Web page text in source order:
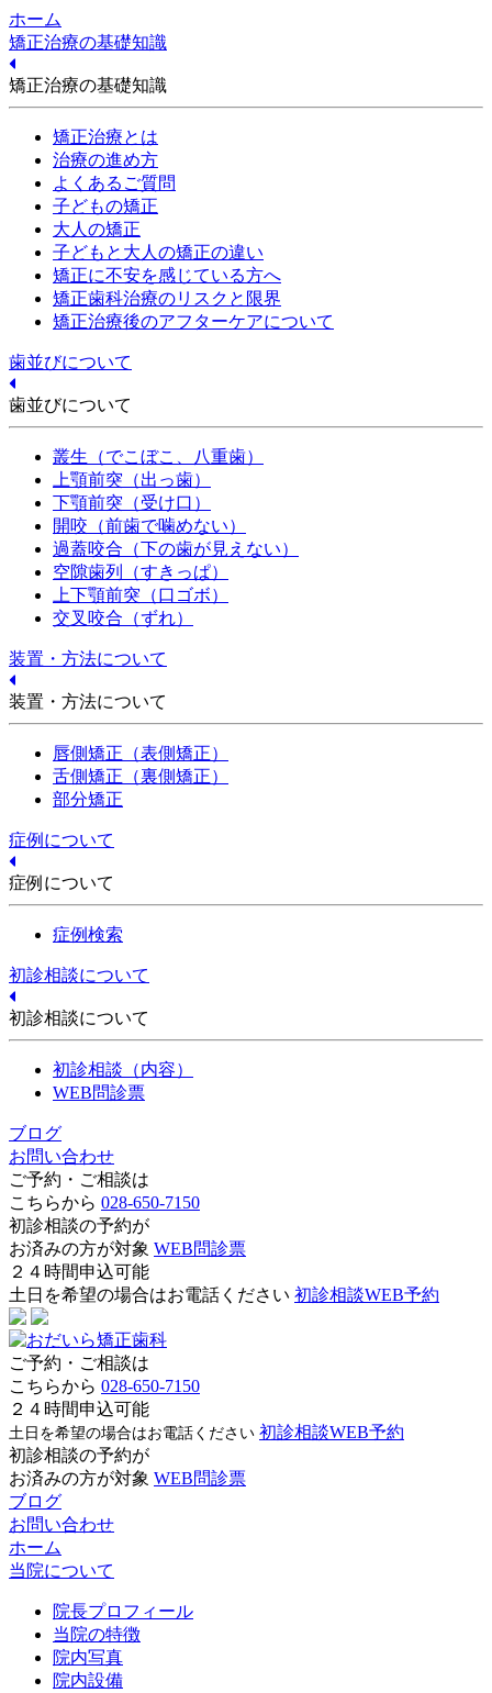
ホーム
矯正治療の基礎知識
矯正治療の基礎知識
矯正治療とは
治療の進め方
よくあるご質問
子どもの矯正
大人の矯正
子どもと大人の矯正の違い
矯正に不安を感じている方へ
矯正歯科治療のリスクと限界
矯正治療後のアフターケアについて
歯並びについて
歯並びについて
叢生（でこぼこ、八重歯）
上顎前突（出っ歯）
下顎前突（受け口）
開咬（前歯で噛めない）
過蓋咬合（下の歯が見えない）
空隙歯列（すきっぱ）
上下顎前突（口ゴボ）
交叉咬合（ずれ）
装置・方法について
装置・方法について
唇側矯正（表側矯正）
舌側矯正（裏側矯正）
部分矯正
症例について
症例について
症例検索
初診相談について
初診相談について
初診相談（内容）
WEB問診票
ブログ
お問い合わせ
ご予約・ご相談は
こちらから 028-650-7150
初診相談の予約が
お済みの方が対象 WEB問診票
２４時間申込可能
土日を希望の場合はお電話ください 初診相談WEB予約
ご予約・ご相談は
こちらから 028-650-7150
２４時間申込可能
土日を希望の場合はお電話ください 初診相談WEB予約
初診相談の予約が
お済みの方が対象 WEB問診票
ブログ
お問い合わせ
ホーム
当院について
院長プロフィール
当院の特徴
院内写真
院内設備